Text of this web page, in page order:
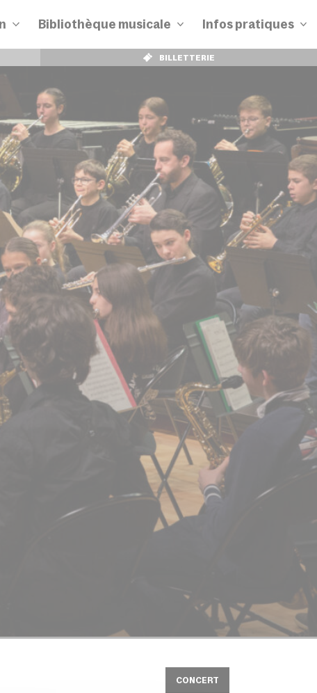
Bibliothèque musicale Infos pratiques
BILLETTERIE
CONCERT